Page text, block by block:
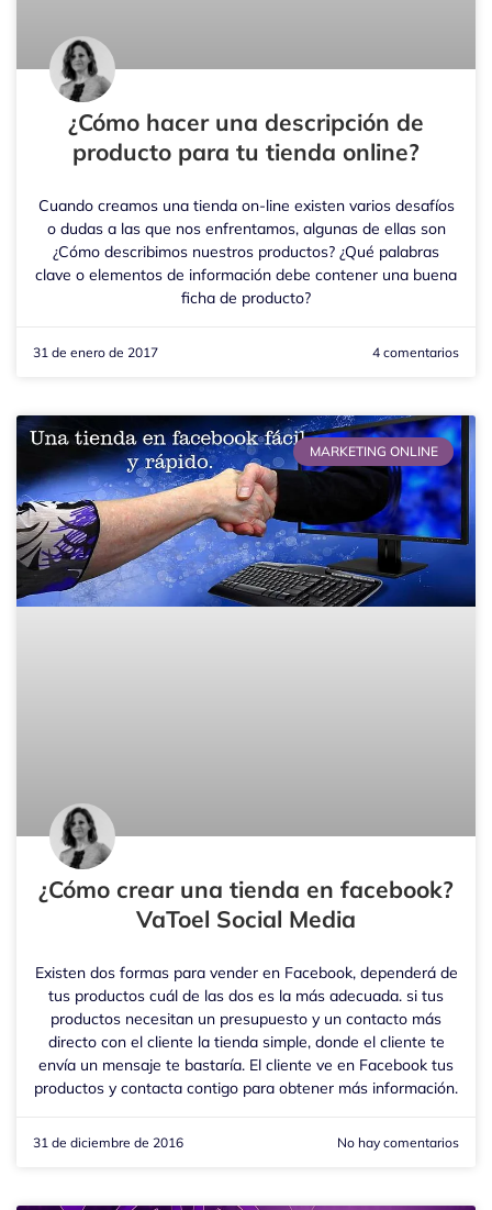
¿Cómo hacer una descripción de
producto para tu tienda online?
Cuando creamos una tienda on-line existen varios desafíos
o dudas a las que nos enfrentamos, algunas de ellas son
¿Cómo describimos nuestros productos? ¿Qué palabras
clave o elementos de información debe contener una buena
ficha de producto?
31 de enero de 2017 4 comentarios
MARKETING ONLINE
¿Cómo crear una tienda en facebook?
VaToel Social Media
Existen dos formas para vender en Facebook, dependerá de
tus productos cuál de las dos es la más adecuada. si tus
productos necesitan un presupuesto y un contacto más
directo con el cliente la tienda simple, donde el cliente te
envía un mensaje te bastaría. El cliente ve en Facebook tus
productos y contacta contigo para obtener más información.
31 de diciembre de 2016 No hay comentarios